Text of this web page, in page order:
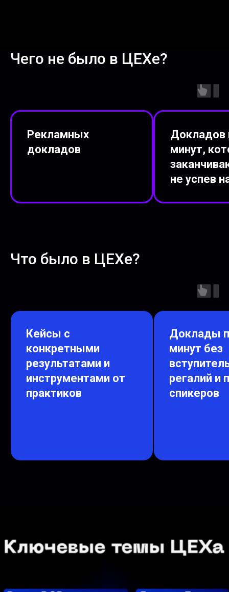
Чего не было в ЦЕХе?
Рекламных
докладов
Докладов
минут,
не успев
Что было в ЦЕХе?
Кейсы с
конкретными
результатами и
инструментами от
практиков
Доклады
минут без
регалий и
спикеров